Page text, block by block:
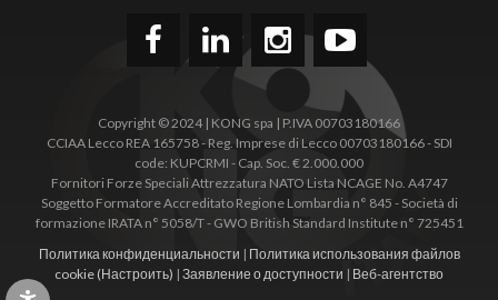
Copyright © 2024 | KONG spa | P.IVA 00703180166
CCIAA Lecco REA 165758 - Reg. Imprese di Lecco 00703180166 - SDI
code: KUPCRMI - Cap. Soc. € 2.000.000
Fornitori Forze Speciali Attrezzatura NATO Lista NCAGE No. A4747
Soggetto Formatore Accreditato Regione Lombardia n° 845 - Società di
formazione IRATA n° 5058/T - GWO British Standard Institute n° 725451
Политика конфиденциальности | Политика использования файлов
cookie (Настроить) | Заявление о доступности | Веб-агентство